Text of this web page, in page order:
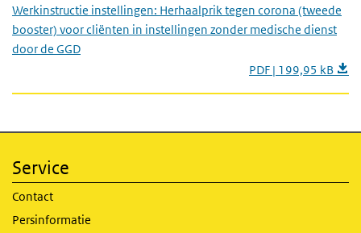
Werkinstructie instellingen: Herhaalprik tegen corona (tweede
booster) voor cliënten in instellingen zonder medische dienst
door de GGD
PDF | 199,95 kB
Service
Contact
Persinformatie